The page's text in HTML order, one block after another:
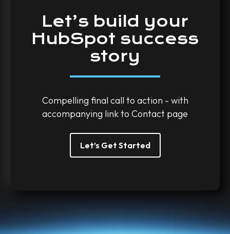
Let’s build your
HubSpot success
story
Compelling final call to action - with
accompanying link to Contact page
Let’s Get Started